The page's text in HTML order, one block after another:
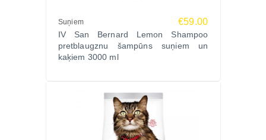
Suņiem €59.00
IV San Bernard Lemon Shampoo
pretblaugznu šampūns suņiem un
kaķiem 3000 ml